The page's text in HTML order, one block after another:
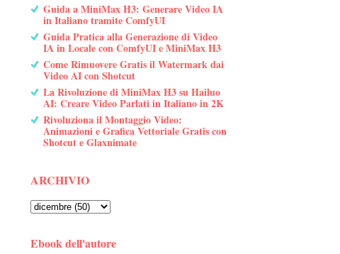
Guida a MiniMax H3: Generare Video IA
in Italiano tramite ComfyUI
Guida Pratica alla Generazione di Video
IA in Locale con ComfyUI e MiniMax H3
Come Rimuovere Gratis il Watermark dai
Video AI con Shotcut
La Rivoluzione di MiniMax H3 su Hailuo
AI: Creare Video Parlati in Italiano in 2K
Rivoluziona il Montaggio Video:
Animazioni e Grafica Vettoriale Gratis con
Shotcut e Glaxnimate
ARCHIVIO
Ebook dell'autore